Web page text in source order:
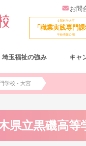
お問
文部科学大臣
「職業実践専門課
学校情報公開
埼玉福祉の強み キャ
学校 - 大宮
県立黒磯高等